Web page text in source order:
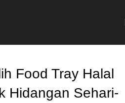
Food Tray Halal
Hidangan Sehari-